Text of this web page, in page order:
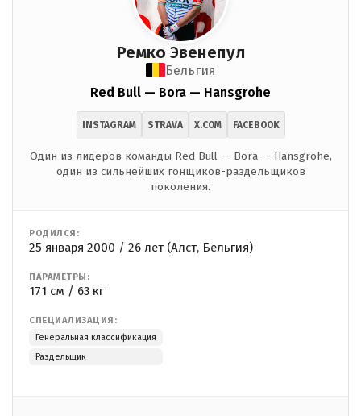
Ремко Эвенепул
Бельгия
Red Bull — Bora — Hansgrohe
INSTAGRAM STRAVA X.COM FACEBOOK
Один из лидеров команды Red Bull — Bora — Hansgrohe,
один из сильнейших гонщиков-раздельщиков
поколения.
РОДИЛСЯ:
25 января 2000 / 26 лет (Алст, Бельгия)
ПАРАМЕТРЫ:
171 см / 63 кг
СПЕЦИАЛИЗАЦИЯ:
Генеральная классификация
Раздельщик